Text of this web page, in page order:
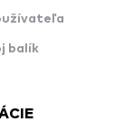
balík